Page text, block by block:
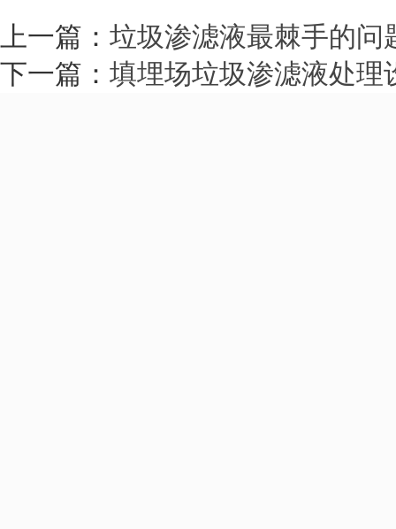
上一篇： 垃圾渗滤液最棘手的问
下一篇： 填埋场垃圾渗滤液处理